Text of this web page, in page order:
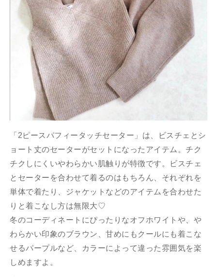
「2ピースパフィータッチセーター」は、ビスチェとシ
ョート丈のセーターがセットになったアイテム。チク
チクしにくいやわらかい肌触りが特徴です。ビスチェ
とセーターを合わせて着るのはもちろん、それぞれを
単体で着たり、ジャケットなどのアイテムを合わせた
りと着こなし方は無限大♡
冬のコーディネートにぴったりなオフホワイトや、や
わらかい印象のブラウン、甘めにもクールにも着こな
せるパープルなど、カラーによって違った雰囲気を楽
しめますよ。